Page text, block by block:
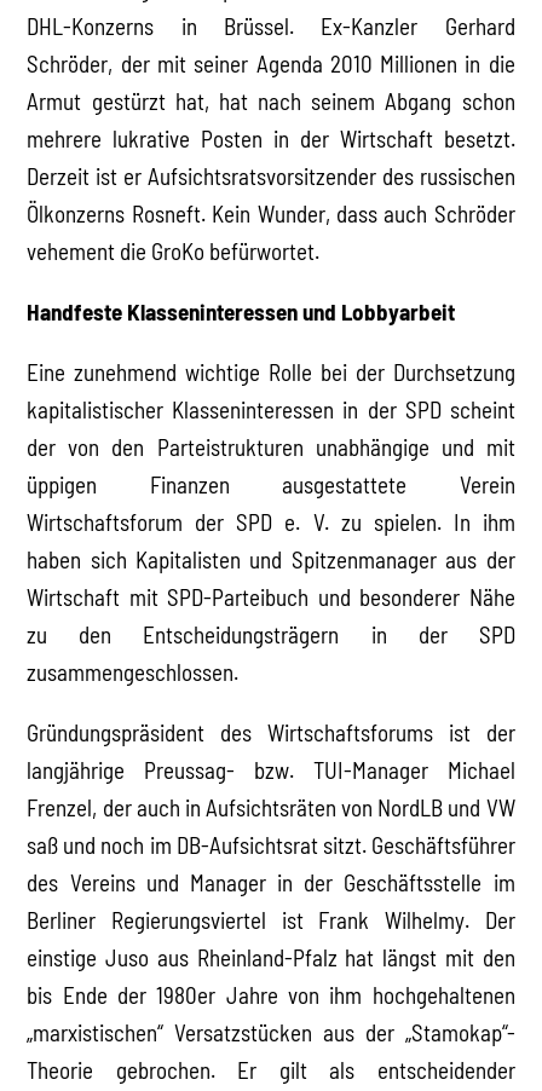
DHL-Konzerns in Brüssel. Ex-Kanzler Gerhard
Schröder, der mit seiner Agenda 2010 Millionen in die
Armut gestürzt hat, hat nach seinem Abgang schon
mehrere lukrative Posten in der Wirtschaft besetzt.
Derzeit ist er Aufsichtsratsvorsitzender des russischen
Ölkonzerns Rosneft. Kein Wunder, dass auch Schröder
vehement die GroKo befürwortet.
Handfeste Klasseninteressen und Lobbyarbeit
Eine zunehmend wichtige Rolle bei der Durchsetzung
kapitalistischer Klasseninteressen in der SPD scheint
der von den Parteistrukturen unabhängige und mit
üppigen Finanzen ausgestattete Verein
Wirtschaftsforum der SPD e. V. zu spielen. In ihm
haben sich Kapitalisten und Spitzenmanager aus der
Wirtschaft mit SPD-Parteibuch und besonderer Nähe
zu den Entscheidungsträgern in der SPD
zusammengeschlossen.
Gründungspräsident des Wirtschaftsforums ist der
langjährige Preussag- bzw. TUI-Manager Michael
Frenzel, der auch in Aufsichtsräten von NordLB und VW
saß und noch im DB-Aufsichtsrat sitzt. Geschäftsführer
des Vereins und Manager in der Geschäftsstelle im
Berliner Regierungsviertel ist Frank Wilhelmy. Der
einstige Juso aus Rheinland-Pfalz hat längst mit den
bis Ende der 1980er Jahre von ihm hochgehaltenen
„marxistischen“ Versatzstücken aus der „Stamokap“-
Theorie gebrochen. Er gilt als entscheidender